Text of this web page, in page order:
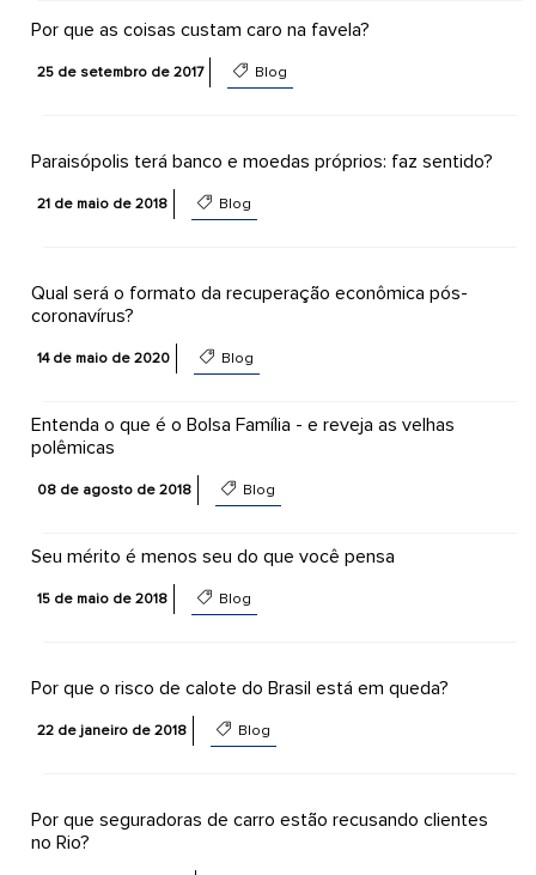
Por que as coisas custam caro na favela?
25 de setembro de 2017 Blog
Paraisópolis terá banco e moedas próprios: faz sentido?
21 de maio de 2018 Blog
Qual será o formato da recuperação econômica pós-
coronavírus?
14 de maio de 2020 Blog
Entenda o que é o Bolsa Família - e reveja as velhas
polêmicas
08 de agosto de 2018 Blog
Seu mérito é menos seu do que você pensa
15 de maio de 2018 Blog
Por que o risco de calote do Brasil está em queda?
22 de janeiro de 2018 Blog
Por que seguradoras de carro estão recusando clientes
no Rio?